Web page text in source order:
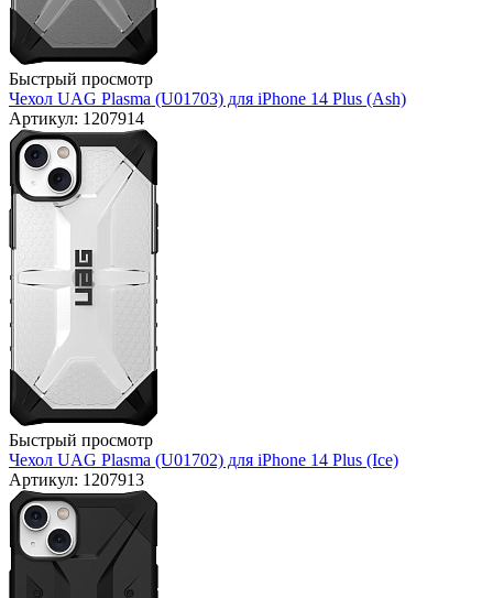
Быстрый просмотр
Чехол UAG Plasma (U01703) для iPhone 14 Plus (Ash)
Артикул: 1207914
Быстрый просмотр
Чехол UAG Plasma (U01702) для iPhone 14 Plus (Ice)
Артикул: 1207913